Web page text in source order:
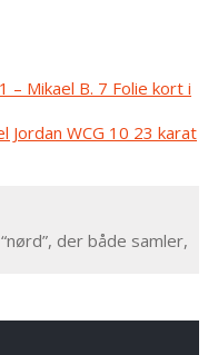
Mikael B. 7 Folie kort i
Jordan WCG 10 23 karat
der både samler,